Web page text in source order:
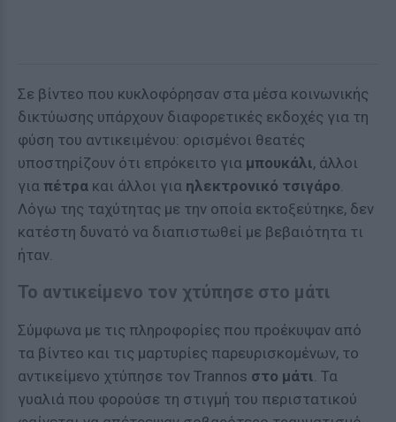
Σε βίντεο που κυκλοφόρησαν στα μέσα κοινωνικής
δικτύωσης υπάρχουν διαφορετικές εκδοχές για τη
φύση του αντικειμένου: ορισμένοι θεατές
υποστηρίζουν ότι επρόκειτο για μπουκάλι, άλλοι
για πέτρα και άλλοι για ηλεκτρονικό τσιγάρο.
Λόγω της ταχύτητας με την οποία εκτοξεύτηκε, δεν
κατέστη δυνατό να διαπιστωθεί με βεβαιότητα τι
ήταν.
Το αντικείμενο τον χτύπησε στο μάτι
Σύμφωνα με τις πληροφορίες που προέκυψαν από
τα βίντεο και τις μαρτυρίες παρευρισκομένων, το
αντικείμενο χτύπησε τον Trannos στο μάτι. Τα
γυαλιά που φορούσε τη στιγμή του περιστατικού